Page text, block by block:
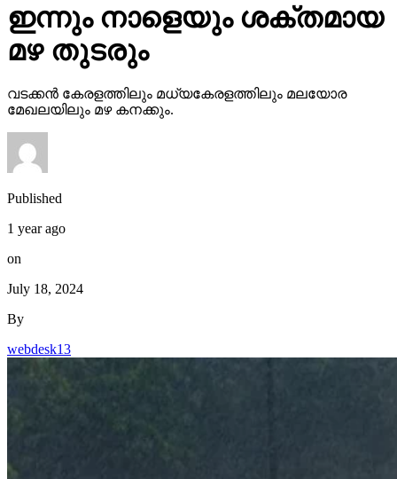
ഇന്നും നാളെയും ശക്തമായ
മഴ തുടരും
വടക്കന്‍ കേരളത്തിലും മധ്യകേരളത്തിലും മലയോര
മേഖലയിലും മഴ കനക്കും.
Published
1 year ago
on
July 18, 2024
By
webdesk13